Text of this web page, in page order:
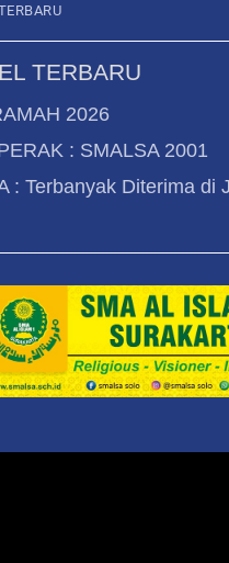
TERBARU
2026
: SMALSA 2001
: Terbanyak Diterima di